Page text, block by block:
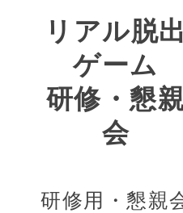
リアル脱
ゲーム
研修・懇
会
研修用・懇親